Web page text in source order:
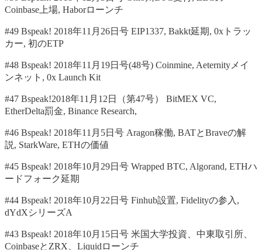
Coinbase上場, Haborローンチ
#49 Bspeak! 2018年11月26日号 EIP1337, Bakkt延期, 0xトラッ
カー, 初のETP
#48 Bspeak! 2018年11月19日号(48号) Coinmine, Aeternityメイ
ンネット, 0x Launch Kit
#47 Bspeak!2018年11月12日（第47号） BitMEX VC,
EtherDelta罰金, Binance Research,
#46 Bspeak! 2018年11月5日号 Aragon稼働, BATとBraveの解
説, StarkWare, ETHの価値
#45 Bspeak! 2018年10月29日号 Wrapped BTC, Algorand, ETHハ
ードフォーク延期
#44 Bspeak! 2018年10月22日号 Finhub設置, Fidelityの参入,
dYdXシリーズA
#43 Bspeak! 2018年10月15日号 米国大学投資、中東取引所、
CoinbaseとZRX、Liquidローンチ